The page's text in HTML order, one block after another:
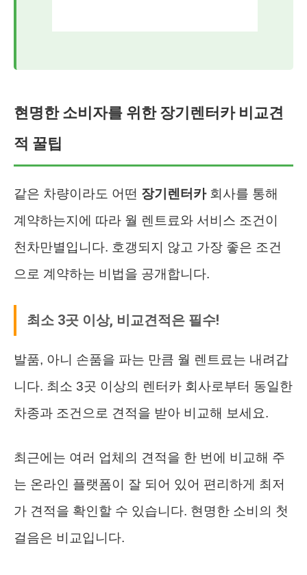
현명한 소비자를 위한 장기렌터카 비교견
적 꿀팁
같은 차량이라도 어떤 장기렌터카회사를 통해
계약하는지에 따라 월 렌트료와 서비스 조건이
천차만별입니다. 호갱되지 않고 가장 좋은 조건
으로 계약하는 비법을 공개합니다.
최소 3곳 이상, 비교견적은 필수!
발품, 아니 손품을 파는 만큼 월 렌트료는 내려갑
니다. 최소 3곳 이상의 렌터카 회사로부터 동일한
차종과 조건으로 견적을 받아 비교해 보세요.
최근에는 여러 업체의 견적을 한 번에 비교해 주
는 온라인 플랫폼이 잘 되어 있어 편리하게 최저
가 견적을 확인할 수 있습니다. 현명한 소비의 첫
걸음은 비교입니다.